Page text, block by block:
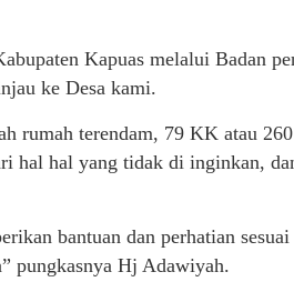
Kapuas melalui Badan
ke Desa kami.
rumah terendam, 79 KK atau
hal hal yang tidak di inginkan,
bantuan dan perhatian sesuai
pungkasnya Hj Adawiyah.